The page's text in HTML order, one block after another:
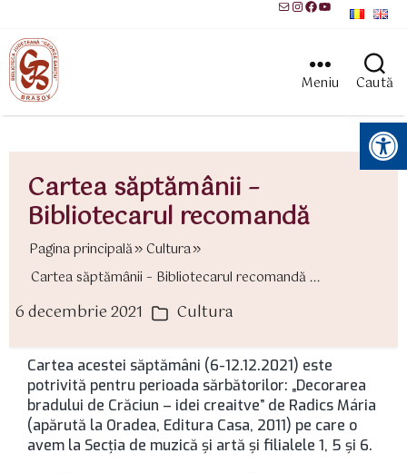
MailInstagram
Facebook
YouTube
Meniu Caută
Instrumente pentru accesibilitate
Cartea săptămânii –
Bibliotecarul recomandă
Pagina principală
Cultura
Cartea săptămânii – Bibliotecarul recomandă ...
6 decembrie 2021 Categorii
Cultura
Cartea acestei săptămâni (6-12.12.2021) este
potrivită pentru perioada sărbătorilor: „Decorarea
bradului de Crăciun – idei creaitve” de Radics Mária
(apărută la Oradea, Editura Casa, 2011) pe care o
avem la Secţia de muzică şi artă şi filialele 1, 5 şi 6.